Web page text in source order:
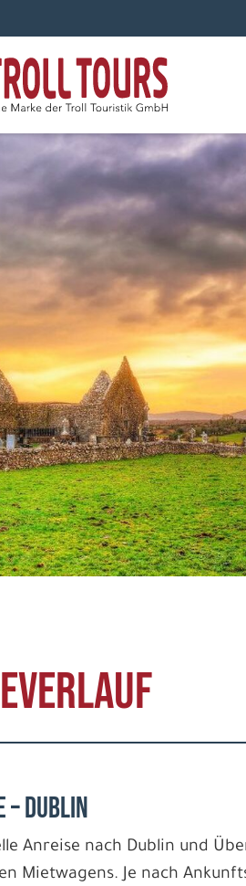
– DUBLIN
Anreise nach Dublin und
Mietwagens. Je nach